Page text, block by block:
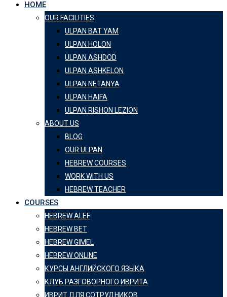
HOME
OUR FACILITIES
ULPAN BAT YAM
ULPAN HOLON
ULPAN ASHDOD
ULPAN ASHKELON
ULPAN NETANYA
ULPAN HAIFA
ULPAN RISHON LEZION
ABOUT US
BLOG
OUR ULPAN
HEBREW COURSES
WORK WITH US
HEBREW TEACHER
COURSES
HEBREW ALEF
HEBREW BET
HEBREW GIMEL
HEBREW ONLINE
КУРСЫ АНГЛИЙСКОГО ЯЗЫКА
КЛУБ РАЗГОВОРНОГО ИВРИТА
ИВРИТ ДЛЯ СОТРУДНИКОВ